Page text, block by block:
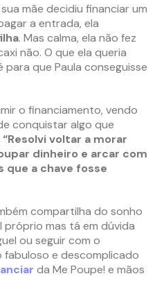
mãe decidiu financiar um
a entrada, ela
. Mas calma, ela não fez
não. O que ela queria
que Paula conseguisse
o financiamento, vendo
conquistar algo que
“Resolvi voltar a morar
dinheiro e arcar com
que a chave fosse
compartilha do sonho
próprio mas tá em dúvida
ou seguir com o
e descomplicado
da Me Poupe! e mãos